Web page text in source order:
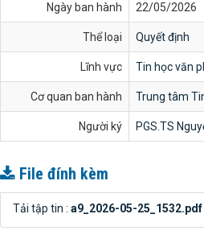
Ngày ban hành 22/05/2026
Thể loại Quyết định
Lĩnh vực Tin học văn
Cơ quan ban hành Trung tâm
Người ký PGS.TS
File đính kèm
Tải tập tin : a9_2026-05-25_1532.pdf